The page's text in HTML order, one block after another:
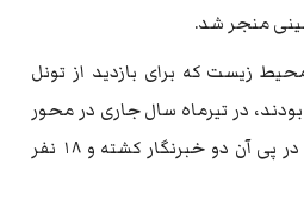
منجر شد.
زیست که برای بازدید از تونل
در تیرماه سال جاری در محور
ارومیه- نقده واژگون شد و در پی آن دو خبرنگار کشته و ۱۸ نفر